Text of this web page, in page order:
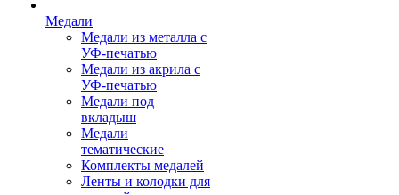
Медали
Медали из металла с
УФ-печатью
Медали из акрила с
УФ-печатью
Медали под
вкладыш
Медали
тематические
Комплекты медалей
Ленты и колодки для